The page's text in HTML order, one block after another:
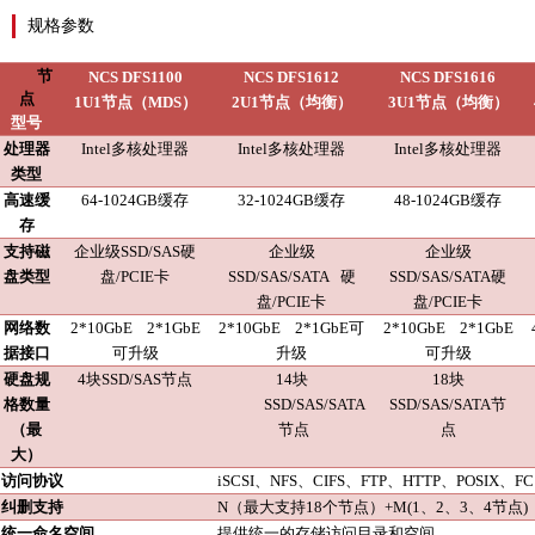
规格参数
节
点
型号
NCS DFS1100
1U1节点（MDS）
NCSDFS1612
2U1节点（均衡）
NCSDFS1616
3U1节点（均衡）
处理器
类型
Intel多核处理器 Intel多核处理器 Intel多核处理器
高速缓
存
64-1024GB缓存 32-1024GB缓存 48-1024GB缓存
支持磁
盘类型
企业级SSD/SAS硬
盘/PCIE卡
企业级
SSD/SAS/SATA
硬
盘/PCIE卡
企业级
SSD/SAS/SATA硬
盘/PCIE卡
网络数
据接口
2*10GbE 2*1GbE
可升级
2*10GbE 2*1GbE可
升级
2*10GbE 2*1GbE
可升级
硬盘规
格数量
（最
大）
4块SSD/SAS节点
14块
SSD/SAS/SATA
节点
18块
SSD/SAS/SATA节
点
访问协议 iSCSI、NFS、CIFS、FTP、HTTP、POSIX、
纠删支持
N（最大支持18个节点）+M(1、2、3、4节点)